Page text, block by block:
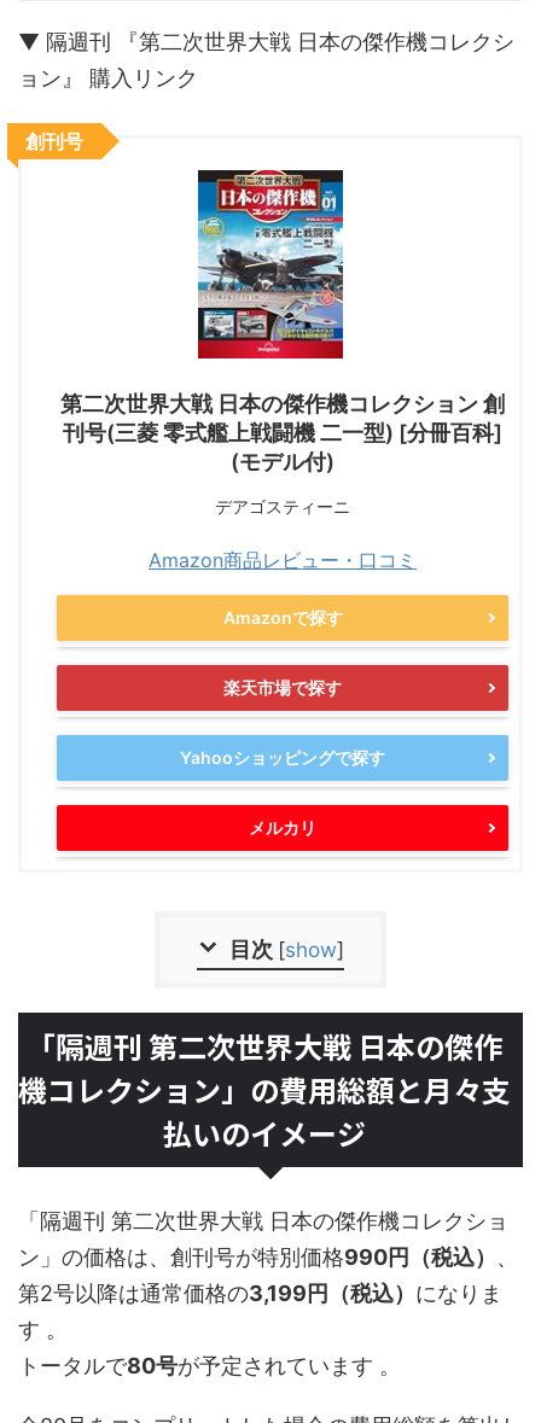
▼ 隔週刊 『第二次世界大戦 日本の傑作機コレクシ
ョン』 購入リンク
第二次世界大戦 日本の傑作機コレクション 創
刊号(三菱 零式艦上戦闘機 二一型) [分冊百科]
(モデル付)
デアゴスティーニ
Amazon商品レビュー・口コミ
Amazonで探す
楽天市場で探す
Yahooショッピングで探す
メルカリ
創刊号
目次 [show]
「隔週刊 第二次世界大戦 日本の傑作
機コレクション」の費用総額と月々支
払いのイメージ
「隔週刊 第二次世界大戦 日本の傑作機コレクショ
ン」の価格は、創刊号が特別価格990円（税込） 、
第2号以降は通常価格の3,199円（税込） になりま
す 。
トータルで80号が予定されています 。